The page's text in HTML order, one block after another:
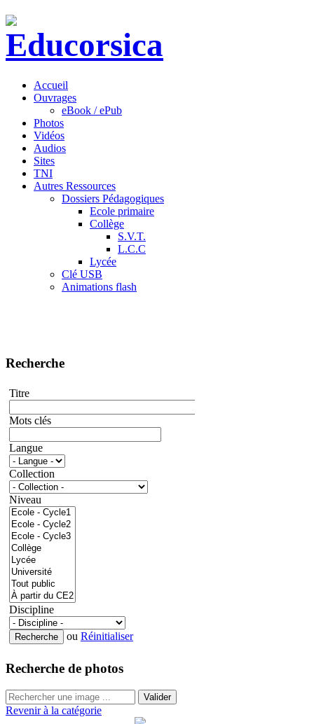
Accueil
Ouvrages
eBook / ePub
Photos
Vidéos
Audios
Sites
TNI
Autres Ressources
Dossiers Pédagogiques
Ecole primaire
Collège
S.V.T.
L.C.C
Lycée
Clé USB
Animations flash
Recherche
Titre
Mots clés
Langue
Collection
Niveau
Discipline
ou Réinitialiser
Recherche de photos
Valider
Revenir à la catégorie